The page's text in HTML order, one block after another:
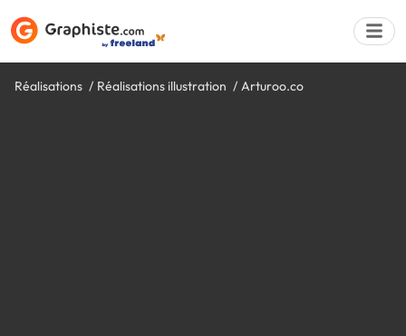
Réalisations Réalisations illustration Arturoo.co